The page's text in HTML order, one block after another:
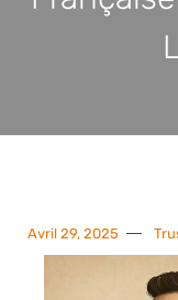
Avril 29, 2025